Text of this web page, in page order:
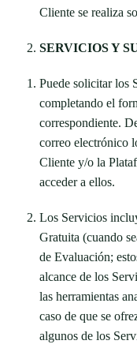
Cliente se realiza
SERVICIOS Y
Puede solicitar los
completando el
correspondiente.
correo electrónico
Cliente y/o la
acceder a ellos.
Los Servicios
Gratuita (cuando
de Evaluación;
alcance de los
las herramientas
caso de que se
algunos de los